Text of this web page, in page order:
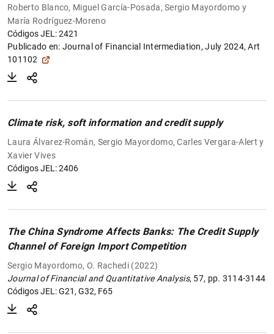
Roberto Blanco, Miguel García-Posada, Sergio Mayordomo y
María Rodríguez-Moreno
Códigos JEL: 2421
Publicado en: Journal of Financial Intermediation, July 2024, Art
101102
Climate risk, soft information and credit supply
Laura Álvarez-Román, Sergio Mayordomo, Carles Vergara-Alert y
Xavier Vives
Códigos JEL: 2406
The China Syndrome Affects Banks: The Credit Supply
Channel of Foreign Import Competition
Sergio Mayordomo, O. Rachedi (2022)
Journal of Financial and Quantitative Analysis, 57, pp. 3114-3144
Códigos JEL: G21, G32, F65